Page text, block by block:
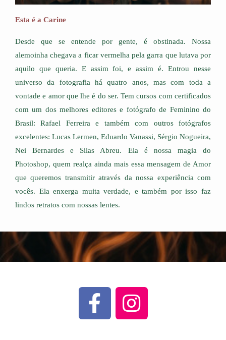
Esta é a Carine
Desde que se entende por gente, é obstinada. Nossa
alemoinha chegava a ficar vermelha pela garra que lutava por
aquilo que queria. E assim foi, e assim é. Entrou nesse
universo da fotografia há quatro anos, mas com toda a
vontade e amor que lhe é do ser. Tem cursos com certificados
com um dos melhores editores e fotógrafo de Feminino do
Brasil: Rafael Ferreira e também com outros fotógrafos
excelentes: Lucas Lermen, Eduardo Vanassi, Sérgio Nogueira,
Nei Bernardes e Silas Abreu. Ela é nossa magia do
Photoshop, quem realça ainda mais essa mensagem de Amor
que queremos transmitir através da nossa experiência com
vocês. Ela enxerga muita verdade, e também por isso faz
lindos retratos com nossas lentes.